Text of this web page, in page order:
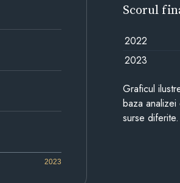
2023
Scorul
2022
2023
Graficul
baza
surse diferite.